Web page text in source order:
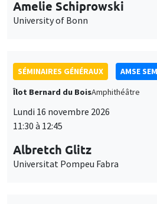
Îlot Bernard du BoisAmphithéâtre
Lundi 16 novembre 2026
11:30 à 12:45
Albretch Glitz
Universitat Pompeu Fabra